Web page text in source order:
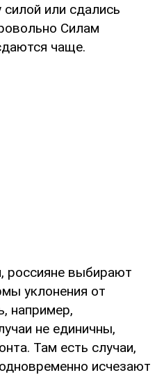
силой или сдались
Силам
чаще.
россияне выбирают
уклонения от
например,
не единичны,
Там есть случаи,
исчезают